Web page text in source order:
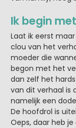
Ik begin
Laat ik eerst
clou van het
moeder die
begon met het
dan zelf het
van dit verhaal is
namelijk een
De hoofdrol is
Oeps, daar heb je